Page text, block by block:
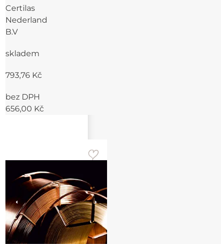
Certilas
Nederland
B.V
skladem
793,76 Kč
bez DPH
656,00 Kč